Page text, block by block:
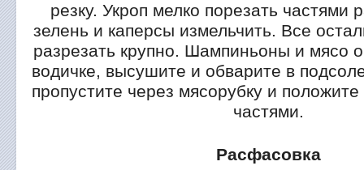
резку. Укроп мелко порезать
зелень и каперсы измельчить. Все
разрезать крупно. Шампиньоны и мясо
водичке, высушите и обварите в
пропустите через мясорубку и
частями.
Расфасовка